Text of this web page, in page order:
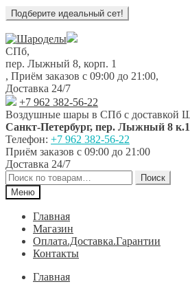
Перейти
к
навигации
Перейти
к
содержимому
СПб,
пер. Лыжный 8, корп. 1
, Приём заказов с 09:00 до 21:00,
Доставка 24/7
+7 962 382-56-22
Воздушные шары в СПб с доставкой
Санкт-Петербург, пер. Лыжный 8 к.1
Телефон: +7 962 382-56-22
Приём заказов с 09:00 до 21:00
Доставка 24/7
Искать:
Поиск
Меню
Главная
Магазин
Оплата.Доставка.Гарантии
Контакты
Главная